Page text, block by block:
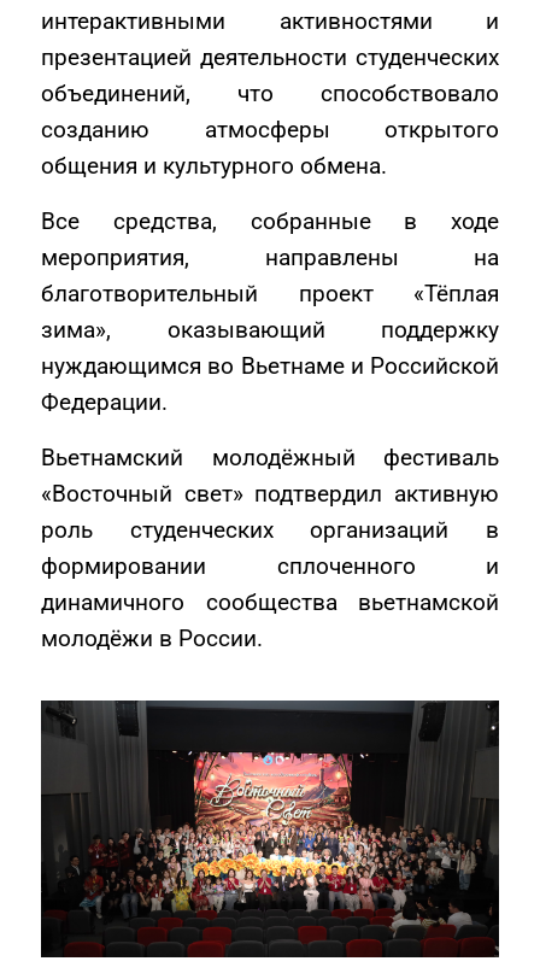
интерактивными активностями и
презентацией деятельности студенческих
объединений, что способствовало
созданию атмосферы открытого
общения и культурного обмена.
Все средства, собранные в ходе
мероприятия, направлены на
благотворительный проект «Тёплая
зима», оказывающий поддержку
нуждающимся во Вьетнаме и Российской
Федерации.
Вьетнамский молодёжный фестиваль
«Восточный свет» подтвердил активную
роль студенческих организаций в
формировании сплоченного и
динамичного сообщества вьетнамской
молодёжи в России.